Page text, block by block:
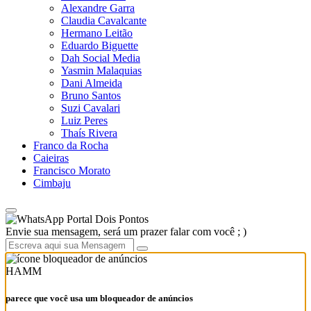
Alexandre Garra
Claudia Cavalcante
Hermano Leitão
Eduardo Biguette
Dah Social Media
Yasmin Malaquias
Dani Almeida
Bruno Santos
Suzi Cavalari
Luiz Peres
Thaís Rivera
Franco da Rocha
Caieiras
Francisco Morato
Cimbaju
Portal Dois Pontos
Envie sua mensagem, será um prazer falar com você ; )
HAMM
parece que você usa um bloqueador de anúncios